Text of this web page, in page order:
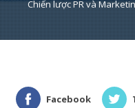
Chiến lược PR và
Facebook